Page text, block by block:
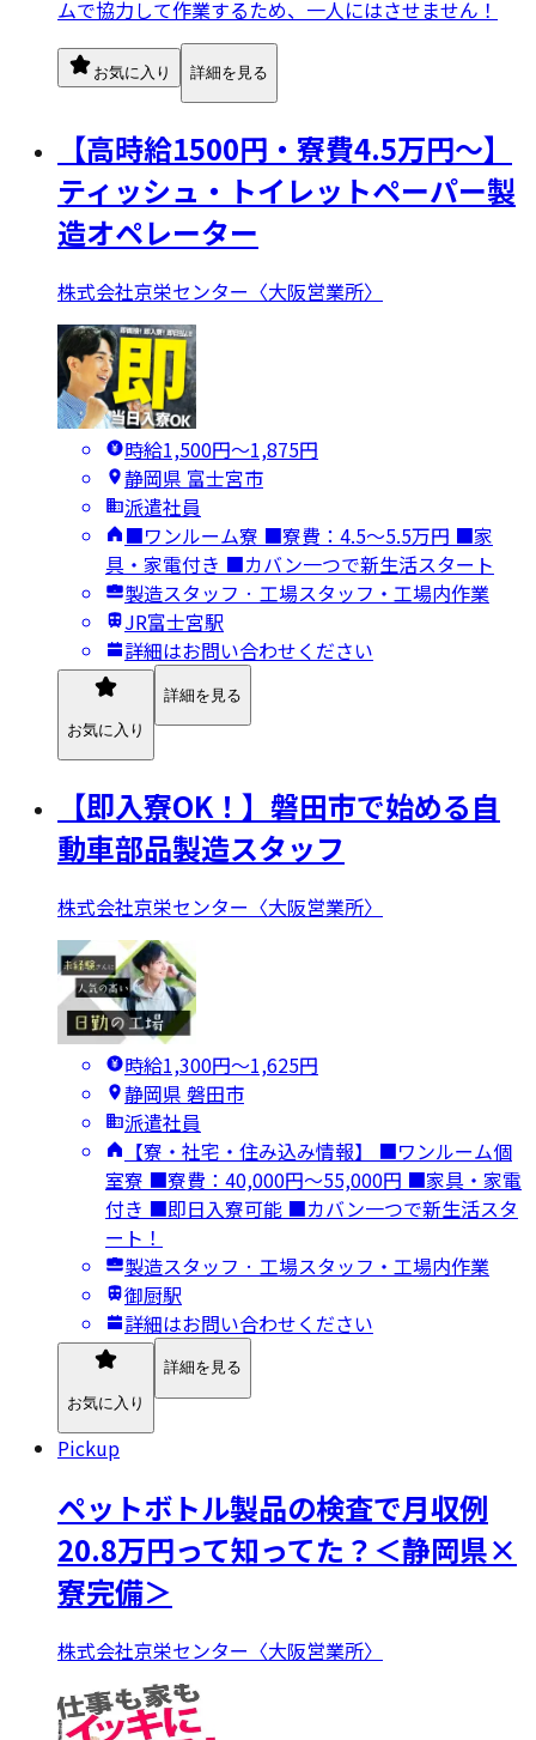
ムで協力して作業するため、一人にはさせません！
お気に入り 詳細を見る
【高時給1500円・寮費4.5万円～】
ティッシュ・トイレットペーパー製
造オペレーター
株式会社京栄センター〈大阪営業所〉
時給1,500円〜1,875円
静岡県 富士宮市
派遣社員
■ワンルーム寮 ■寮費：4.5～5.5万円 ■家
具・家電付き ■カバン一つで新生活スタート
製造スタッフ · 工場スタッフ・工場内作業
JR富士宮駅
詳細はお問い合わせください
お気に入り
詳細を見る
【即入寮OK！】磐田市で始める自
動車部品製造スタッフ
株式会社京栄センター〈大阪営業所〉
時給1,300円〜1,625円
静岡県 磐田市
派遣社員
【寮・社宅・住み込み情報】 ■ワンルーム個
室寮 ■寮費：40,000円～55,000円 ■家具・家電
付き ■即日入寮可能 ■カバン一つで新生活スタ
ート！
製造スタッフ · 工場スタッフ・工場内作業
御厨駅
詳細はお問い合わせください
お気に入り
詳細を見る
Pickup
ペットボトル製品の検査で月収例
20.8万円って知ってた？＜静岡県×
寮完備＞
株式会社京栄センター〈大阪営業所〉